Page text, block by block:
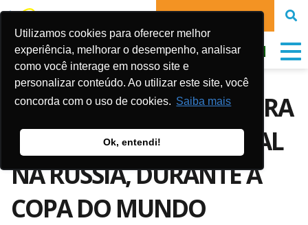
Utilizamos cookies para oferecer melhor
experiência, melhorar o desempenho, analisar
como você interage em nosso site e
personalizar conteúdo. Ao utilizar este site, você
concorda com o uso de cookies. Saiba mais
Ok, entendi!
FAIRE UN DON
FUNDAÇÃO GOL DE LETRA
EMBARCA PARA FESTIVAL
NA RÚSSIA, DURANTE A
COPA DO MUNDO